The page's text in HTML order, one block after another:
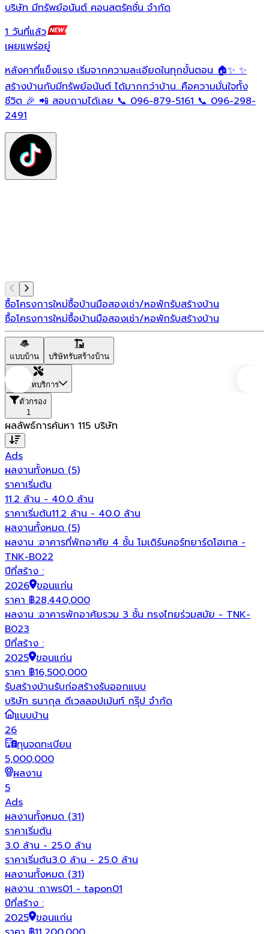
บริษัท มีทรัพย์อนันต์ คอนสตรัคชั่น จํากัด
1 วันที่แล้ว
เผยแพร่อยู่
หลังคาที่แข็งแรง เริ่มจากความละเอียดในทุกขั้นตอน 🏠✨ ✨
สร้างบ้านกับมีทรัพย์อนันต์ ได้มากกว่าบ้าน…คือความมั่นใจทั้ง
ชีวิต 🎉 📲 สอบถามได้เลย 📞 096-879-5161 📞 096-298-
2491
ซื้อโครงการใหม่ซื้อบ้านมือสองเช่า/หอพักรับสร้างบ้าน
ซื้อโครงการใหม่ซื้อบ้านมือสองเช่า/หอพักรับสร้างบ้าน
แบบบ้าน บริษัทรับสร้างบ้าน
ประเภทบริการ
ตัวกรอง
1
ผลลัพธ์การค้นหา 115 บริษัท
Ads
ผลงานทั้งหมด(5)
ราคาเริ่มต้น
11.2 ล้าน - 40.0 ล้าน
ราคาเริ่มต้น11.2 ล้าน - 40.0 ล้าน
ผลงานทั้งหมด (5)
ผลงาน :อาคารที่พักอาศัย 4 ชั้น โมเดิร์นคอร์ทยาร์ดโฮเทล -
TNK-B022
ปีที่สร้าง :
2026 ขอนแก่น
ราคา ฿28,440,000
ผลงาน :อาคารพักอาศัยรวม 3 ชั้น ทรงไทยร่วมสมัย - TNK-
B023
ปีที่สร้าง :
2025 ขอนแก่น
ราคา ฿16,500,000
รับสร้างบ้านรับก่อสร้างรับออกแบบ
บริษัท ธนากุล ดีเวลลอปเม้นท์ กรุ๊ป จำกัด
แบบบ้าน
26
ทุนจดทะเบียน
5,000,000
ผลงาน
5
Ads
ผลงานทั้งหมด(31)
ราคาเริ่มต้น
3.0 ล้าน - 25.0 ล้าน
ราคาเริ่มต้น3.0 ล้าน - 25.0 ล้าน
ผลงานทั้งหมด (31)
ผลงาน :ถาพร01 - tapon01
ปีที่สร้าง :
2025 ขอนแก่น